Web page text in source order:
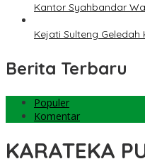
Kantor Syahbandar
Kejati Sulteng
Berita Terbaru
Populer
Komentar
KARATEKA